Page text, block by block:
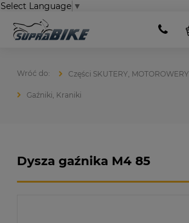
Select Language ▼
Części SKUTERY, MOTOROWERY
Gaźniki, Kraniki
Dysza gaźnika M4 85